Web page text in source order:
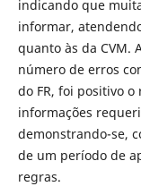
indicando que
informar,
quanto às da CVM.
número de erros
do FR, foi positivo
informações
demonstrando-se,
de um período de
regras.